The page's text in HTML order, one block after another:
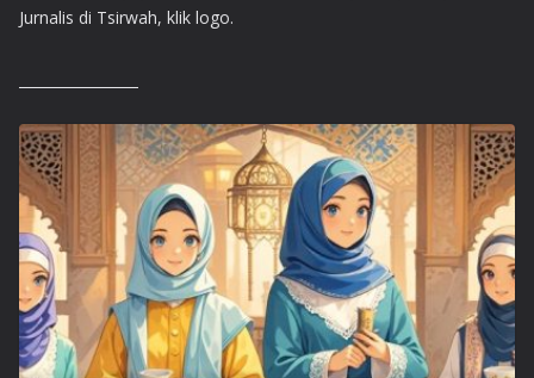
Jurnalis di Tsirwah, klik logo.